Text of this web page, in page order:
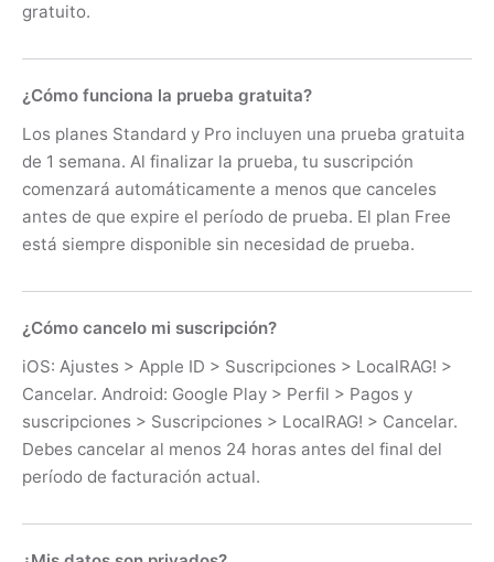
gratuito.
¿Cómo funciona la prueba gratuita?
Los planes Standard y Pro incluyen una prueba gratuita
de 1 semana. Al finalizar la prueba, tu suscripción
comenzará automáticamente a menos que canceles
antes de que expire el período de prueba. El plan Free
está siempre disponible sin necesidad de prueba.
¿Cómo cancelo mi suscripción?
iOS: Ajustes > Apple ID > Suscripciones > LocalRAG! >
Cancelar. Android: Google Play > Perfil > Pagos y
suscripciones > Suscripciones > LocalRAG! > Cancelar.
Debes cancelar al menos 24 horas antes del final del
período de facturación actual.